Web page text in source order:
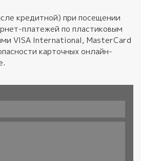
кредитной) при посещении
платежей по пластиковым
VISA International, MasterCard
карточных онлайн-